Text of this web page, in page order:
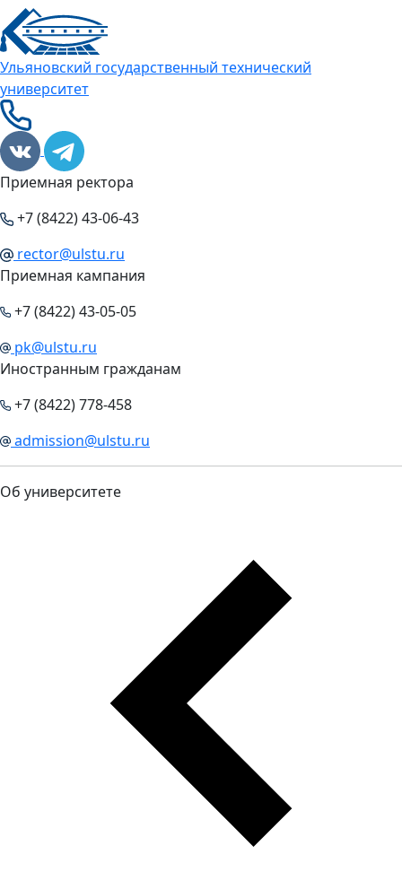
Ульяновский государственный технический
университет
Приемная ректора
+7 (8422) 43-06-43
rector@ulstu.ru
Приемная кампания
+7 (8422) 43-05-05
pk@ulstu.ru
Иностранным гражданам
+7 (8422) 778-458
admission@ulstu.ru
Об университете